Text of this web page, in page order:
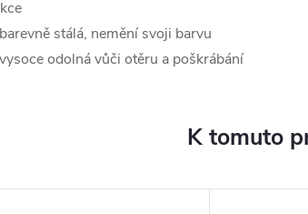
stálá, nemění svoji barvu
odolná vůči otěru a poškrábání
K tomuto